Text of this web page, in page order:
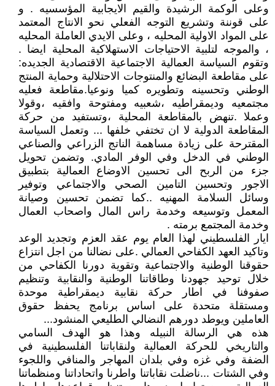
وعلى الوكمة الرشيدة والقيم الايجابية المؤسسيه . و
على قوننة وتشريع التوجه الفعلي نحو الانتاج المعتمد
على المواد الاولية المحليه ، وعلى الايدي العاملة المحليه
، والموجه لتلبية الاحتياجات الاستهلاكية المحلية ايضا .
وتقوم السياسة العمالية الاجتماعية الاقتصادية الجديده:
على مقاطعة البضائع والمنتوجات الاحتلالية وحماية المنتج
الوطني وتحسينه وتطويره كميا ونوعيا.مقاطعة فعليه
مجتمعيه وديمقراطيه ،شعبيه ومفتوحة وافقيه ،وقولا
وعملا .تنهض بالمقاطعة المحلية ،وتستفيد من حركة
المقاطعة الدولية لا ان تختفي خلفها ... وتعمل السياسة
المقترحة على زيادة مساهمة الناتج الزراعي والصناعي
الوطني في الدخل وفي الوفر المادي. وتضمن تحويل
جزء من الربح الى تحسين الاوضاع العمالية بتطبيق
الاجور وتحسين التامين الصحي والاجتماعي وتوفير
وسائل السلامة المهنيه ..كما تضمن تحسين وصيانة
المعمل وتوسيعه وخدمة راس المال واصحاب العمال
وخدمة المجتمع برمته .
ايار الفلسطيني لهذا العام يوم عقد العزم وتجديد الوعد
وتاكيد العهد الكفاحي العمالي .على نضالنا من اجل انتزاع
حقوقنا الوطنية والاجتماعية وتقوية دورنا الكفاحي من
خلال توحيد جهودنا وطاقاتنا الوطنية والنقابية وتنظيم
صفوفنا في اطار حركة نقابية ديمقراطية موحدة
ومستقلة متحدة على اساس برنامج يحفظ حقوق
العاملين ويوطد دورهم النضالي الطليعي المنشود...
هذه هي الرسالة النبيله وهذا هو الهدف السامي
والتاريخي للحركة العمالية ولنقاباتنا الفلسطينية في
الضفة وفي غزه وفي بلدان المهاجر والمنافي واللجوء
وفي الشتات ...ناضلت نقاباتنا واطرنا واتحاداتنا ومنظماتنا